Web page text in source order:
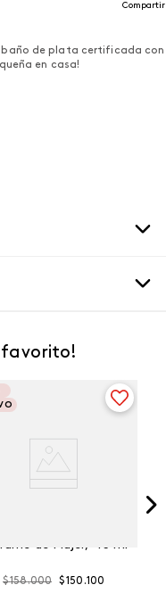
Compartir
baño de plata certificada con
en casa!
de Mujer, 45 ml
$158.000 $150 .100